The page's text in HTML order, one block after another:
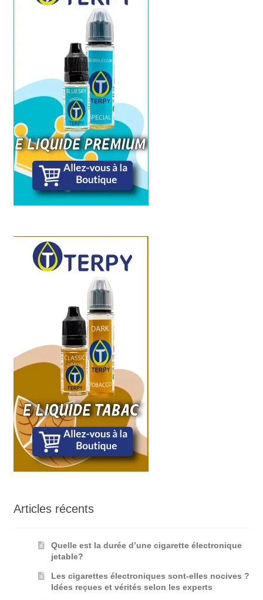
Articles récents
Quelle est la durée d’une cigarette électronique
jetable?
Les cigarettes électroniques sont-elles nocives ?
Idées reçues et vérités selon les experts